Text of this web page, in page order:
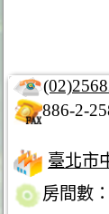
886-2-
臺北市
房間數